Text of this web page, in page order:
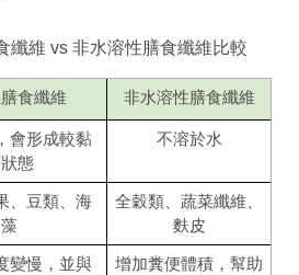
纖維 vs 非水溶性膳食纖維比較
食纖維 非水溶性膳食纖維
會形成較黏
態
不溶於水
、豆類、海
藻
全穀類、蔬菜纖維、
麩皮
變慢，並與
增加糞便體積，幫助